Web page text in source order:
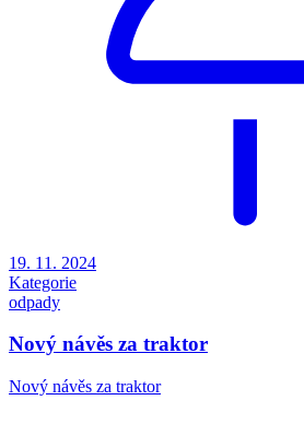
19. 11. 2024
Kategorie
odpady
Nový návěs za traktor
Nový návěs za traktor